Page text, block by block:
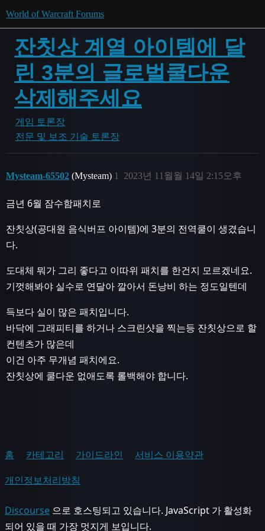
World of Warcraft Forums
잔칫상 계열 아이템에 달
린 3분의 글로벌쿨다운
삭제해주세요
게임 토론장
전문 및 보조 기술 토론장
Mysteam-65502 (Mysteam) 2023년 11월월 14일 2:15오후
1
금년 6월 잠수함패치로
잔칫상(공대원 음식버프 아이템)에 3분의 전역쿨이 생겼습니
다.
도대체 뭐가 그리 좋다고 이따위 패치를 한건지 모르겠네요.
기껏해봐야 실수로 연달아 깔아서 돈낭비 하는 정도일텐데
득보다 실이 많은 패치입니다.
바닥에 그래피티를 하거나 스크린샷을 찍는등 잔칫상으로 할
컨텐츠가 많은데
이건 아주 무개념 패치에요.
잔칫상에 쿨다운 없애도록 롤백해야 합니다.
홈 카테고리 가이드라인
서비스 이용약관
개인정보처리방침
Discourse 으로 호스팅되고 있습니다. JavaScript 가 활성화
되어 있을 때 가장 멋지게 보입니다.